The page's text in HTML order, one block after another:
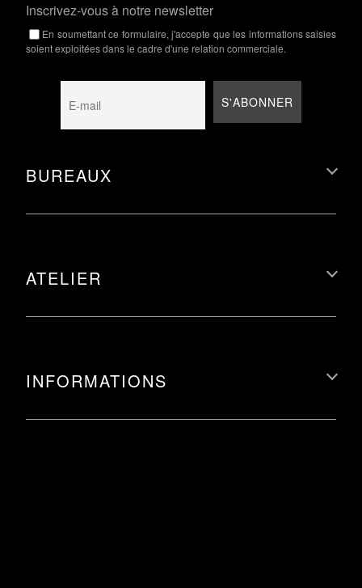
Inscrivez-vous à notre newsletter
En soumettant ce formulaire, j'accepte que les informations saisies
soient exploitées dans le cadre d'une relation commerciale.
BUREAUX
ATELIER
INFORMATIONS